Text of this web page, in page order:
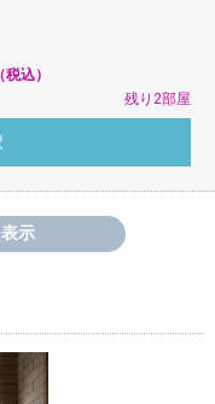
税込）
残り2部屋
示